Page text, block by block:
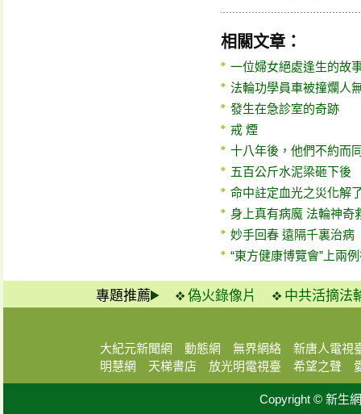
相關文章：
一位婦女絕處逢生的故
法輪功學員車被撞爛人
發生在急診室的奇跡
戒 煙
十八年後，他們不約而
五百公斤水泥梁砸下後
命中註定血光之災化解
身上真有病魔 法輪神奇
妙手回春 遠隔千裏治病
“東方健康博覽會”上兩
專題推薦 偽火錄像片 中共活摘法
大紀元新聞網 動態網 無界網絡
新唐人電視
明慧網
天梯書店 放光明電視臺 希望之聲
Copyright © 新生